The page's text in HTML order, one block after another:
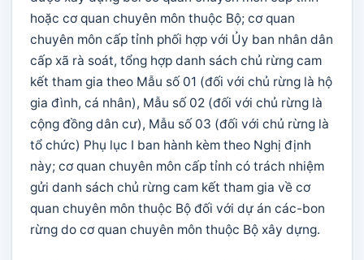
hoặc cơ quan chuyên môn thuộc Bộ; cơ quan
chuyên môn cấp tỉnh phối hợp với Ủy ban nhân dân
cấp xã rà soát, tổng hợp danh sách chủ rừng cam
kết tham gia theo Mẫu số 01 (đối với chủ rừng là hộ
gia đình, cá nhân), Mẫu số 02 (đối với chủ rừng là
cộng đồng dân cư), Mẫu số 03 (đối với chủ rừng là
tổ chức) Phụ lục I ban hành kèm theo Nghị định
này; cơ quan chuyên môn cấp tỉnh có trách nhiệm
gửi danh sách chủ rừng cam kết tham gia về cơ
quan chuyên môn thuộc Bộ đối với dự án các-bon
rừng do cơ quan chuyên môn thuộc Bộ xây dựng.